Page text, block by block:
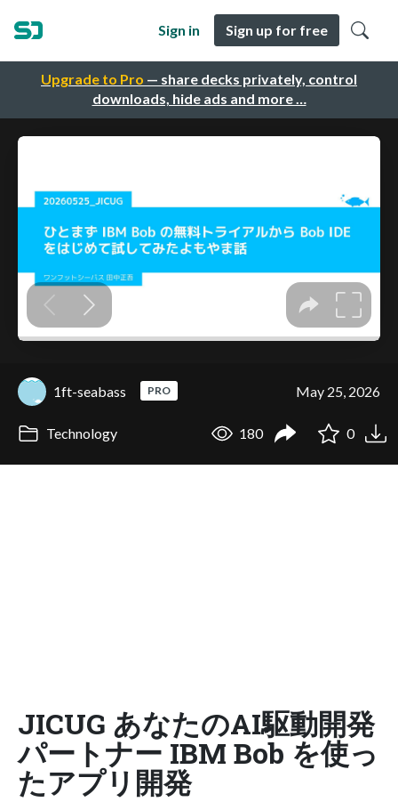
Upgrade to Pro — share decks privately, control
downloads, hide ads and more …
Sign in Sign up for free
1ft-seabass PRO May 25, 2026
Technology 180 0
JICUG あなたのAI駆動開発
パートナー IBM Bob を使っ
たアプリ開発